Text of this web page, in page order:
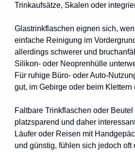
Trinkaufsätze, Skalen oder
Glastrinkflaschen eignen sich,
einfache Reinigung im
allerdings schwerer und
Silikon- oder Neoprenhülle
Für ruhige Büro- oder Auto-
gut, im Gebirge oder beim Klettern
Faltbare Trinkflaschen oder
platzsparend und daher
Läufer oder Reisen mit
und günstig, fühlen sich jedoch oft